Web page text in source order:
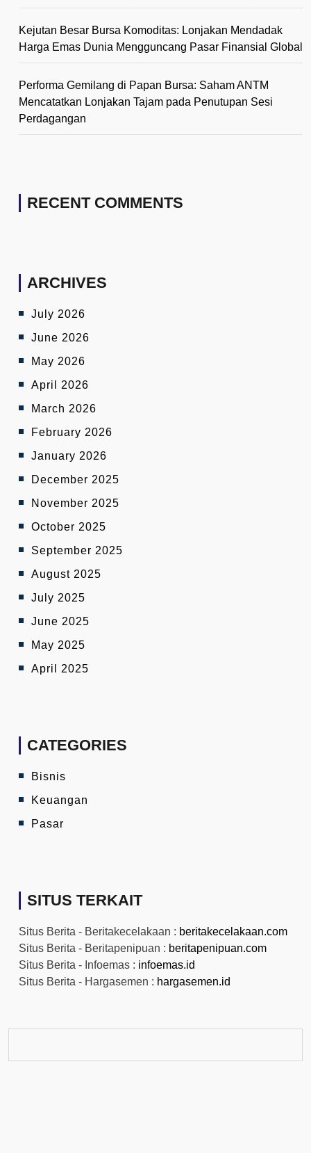
Kejutan Besar Bursa Komoditas: Lonjakan Mendadak
Harga Emas Dunia Mengguncang Pasar Finansial Global
Performa Gemilang di Papan Bursa: Saham ANTM
Mencatatkan Lonjakan Tajam pada Penutupan Sesi
Perdagangan
RECENT COMMENTS
ARCHIVES
July 2026
June 2026
May 2026
April 2026
March 2026
February 2026
January 2026
December 2025
November 2025
October 2025
September 2025
August 2025
July 2025
June 2025
May 2025
April 2025
CATEGORIES
Bisnis
Keuangan
Pasar
SITUS TERKAIT
Situs Berita - Beritakecelakaan : beritakecelakaan.com
Situs Berita - Beritapenipuan : beritapenipuan.com
Situs Berita - Infoemas : infoemas.id
Situs Berita - Hargasemen : hargasemen.id